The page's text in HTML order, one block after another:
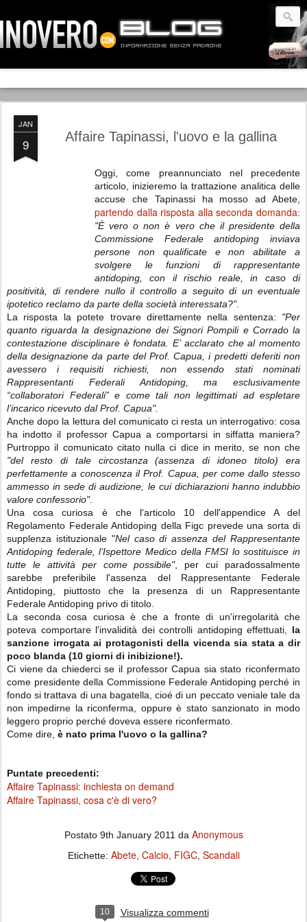
JAN
9 Affaire Tapinassi, l'uovo e la gallina
Oggi, come preannunciato nel precedente
articolo, inizieremo la trattazione analitica delle
accuse che Tapinassi ha mosso ad Abete,
partendo dalla risposta alla seconda domanda:
"È vero o non è vero che il presidente della
Commissione Federale antidoping inviava
persone non qualificate e non abilitate a
svolgere le funzioni di rappresentante
antidoping, con il rischio reale, in caso di
positività, di rendere nullo il controllo a seguito di un eventuale
ipotetico reclamo da parte della società interessata?".
La risposta la potete trovare direttamente nella sentenza: "Per
quanto riguarda la designazione dei Signori Pompili e Corrado la
contestazione disciplinare è fondata. E’ acclarato che al momento
della designazione da parte del Prof. Capua, i predetti deferiti non
avessero i requisiti richiesti, non essendo stati nominati
Rappresentanti Federali Antidoping, ma esclusivamente
“collaboratori Federali” e come tali non legittimati ad espletare
l’incarico ricevuto dal Prof. Capua".
Anche dopo la lettura del comunicato ci resta un interrogativo: cosa
ha indotto il professor Capua a comportarsi in siffatta maniera?
Purtroppo il comunicato citato nulla ci dice in merito, se non che
"del resto di tale circostanza (assenza di idoneo titolo) era
perfettamente a conoscenza il Prof. Capua, per come dallo stesso
ammesso in sede di audizione, le cui dichiarazioni hanno indubbio
valore confessorio".
Una cosa curiosa è che l'articolo 10 dell'appendice A del
Regolamento Federale Antidoping della Figc prevede una sorta di
supplenza istituzionale "Nel caso di assenza del Rappresentante
Antidoping federale, l’Ispettore Medico della FMSI lo sostituisce in
tutte le attività per come possibile", per cui paradossalmente
sarebbe preferibile l'assenza del Rappresentante Federale
Antidoping, piuttosto che la presenza di un Rappresentante
Federale Antidoping privo di titolo.
La seconda cosa curiosa è che a fronte di un'irregolarità che
poteva comportare l'invalidità dei controlli antidoping effettuati, la
sanzione irrogata ai protagonisti della vicenda sia stata a dir
poco blanda (10 giorni di inibizione!).
Ci viene da chiederci se il professor Capua sia stato riconfermato
come presidente della Commissione Federale Antidoping perché in
fondo si trattava di una bagatella, cioé di un peccato veniale tale da
non impedirne la riconferma, oppure è stato sanzionato in modo
leggero proprio perché doveva essere riconfermato.
Come dire, è nato prima l'uovo o la gallina?
Puntate precedenti:
Affaire Tapinassi: inchiesta on demand
Affaire Tapinassi, cosa c'è di vero?
Postato 9th January 2011 da Anonymous
Etichette: Abete Calcio FIGC Scandali
10 Visualizza commenti